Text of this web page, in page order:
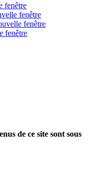
fenêtre
fenêtre
fenêtre
fenêtre
de ce site sont sous